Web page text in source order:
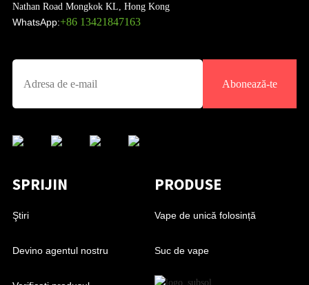
Nathan Road Mongkok KL, Hong Kong
WhatsApp:+86 13421847163
Abonează-te
SPRIJIN
Ştiri
Devino agentul nostru
PRODUSE
Vape de unică folosință
Suc de vape